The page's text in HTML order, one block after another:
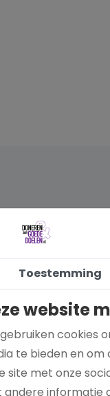
Toestemming
website
cookies
te bieden en om
site met onze
andere informatie